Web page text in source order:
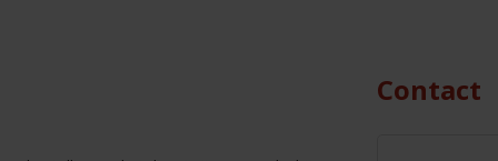
Contact